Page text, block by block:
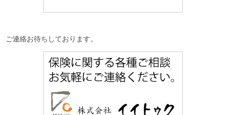
ご連絡お待ちしております。